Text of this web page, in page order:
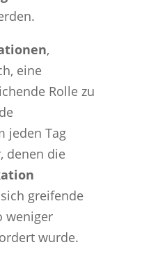
,
eine
Rolle zu
jeden Tag
denen die
greifende
weniger
wurde.